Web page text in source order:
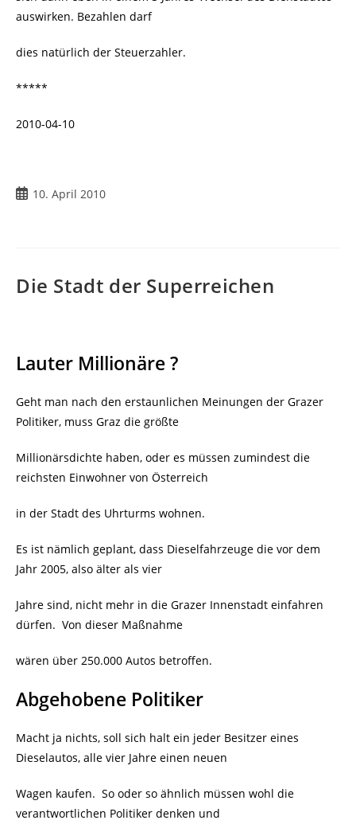
auswirken. Bezahlen darf
dies natürlich der Steuerzahler.
*****
2010-04-10
Beitrag10. April 2010
Die Stadt der Superreichen
Lauter Millionäre ?
Geht man nach den erstaunlichen Meinungen der Grazer
Politiker, muss Graz die größte
Millionärsdichte haben, oder es müssen zumindest die
reichsten Einwohner von Österreich
in der Stadt des Uhrturms wohnen.
Es ist nämlich geplant, dass Dieselfahrzeuge die vor dem
Jahr 2005, also älter als vier
Jahre sind, nicht mehr in die Grazer Innenstadt einfahren
dürfen. Von dieser Maßnahme
wären über 250.000 Autos betroffen.
Abgehobene Politiker
Macht ja nichts, soll sich halt ein jeder Besitzer eines
Dieselautos, alle vier Jahre einen neuen
Wagen kaufen. So oder so ähnlich müssen wohl die
verantwortlichen Politiker denken und